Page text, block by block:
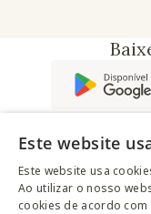
Este website
Este website usa
Ao utilizar o nosso
cookies de acordo com